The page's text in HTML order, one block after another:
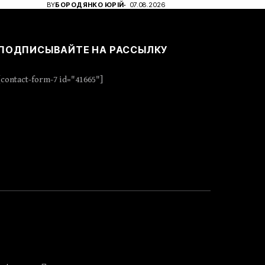
BYБОРОДЯНКО ЮРІЙ 07.08.2026
НА РАССЫЛКУ
[contact-form-7 id="41665"]